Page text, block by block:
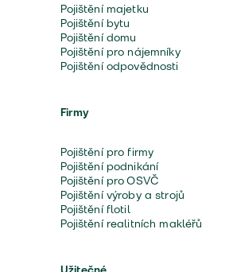
Pojištění majetku
Pojištění bytu
Pojištění domu
Pojištění pro nájemníky
Pojištění odpovědnosti
Firmy
Pojištění pro firmy
Pojištění podnikání
Pojištění pro OSVČ
Pojištění výroby a strojů
Pojištění flotil
Pojištění realitních makléřů